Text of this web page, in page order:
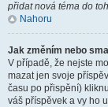
přidat nová téma do
Nahoru
Jak změním nebo
V případě, že nejste
mazat jen svoje
času po přispění)
váš příspěvek a vy ho